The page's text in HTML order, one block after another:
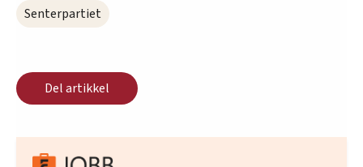
Senterpartiet
Del artikkel